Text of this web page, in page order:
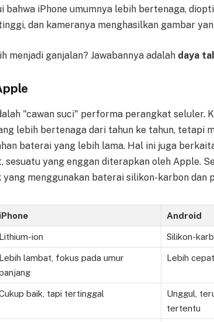
bahwa iPhone umumnya lebih bertenaga,
dan kameranya menghasilkan gambar
menjadi ganjalan? Jawabannya adalah daya
"cawan suci" performa perangkat seluler.
lebih bertenaga dari tahun ke tahun, tetapi
baterai yang lebih lama. Hal ini juga
sesuatu yang enggan diterapkan oleh Apple.
menggunakan baterai silikon-karbon dan
iPhone Android
Lithium-ion Silikon-
Lebih lambat, fokus pada umur
Lebih
baik, tapi tertinggal
Unggul,
tertentu